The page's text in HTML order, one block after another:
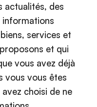
actualités, des
informations
services et
et qui
vous avez déjà
vous vous êtes
choisi de ne